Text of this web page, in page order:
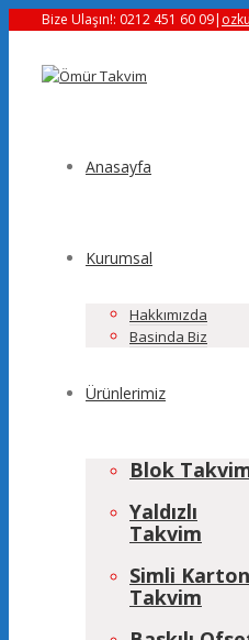
Bize Ulaşın!: 0212 451 60 09|
Anasayfa
Kurumsal
Hakkımızda
Basinda Biz
Ürünlerimiz
Blok
Yaldızlı
Takvim
Simli Karton
Takvim